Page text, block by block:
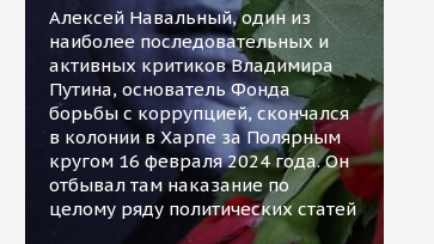
Алексей Навальный, один из
наиболее последовательных и
активных критиков Владимира
Путина, основатель Фонда
борьбы с коррупцией, скончался
в колонии в Харпе за Полярным
кругом 16 февраля 2024 года. Он
отбывал там наказание по
целому ряду политических статей